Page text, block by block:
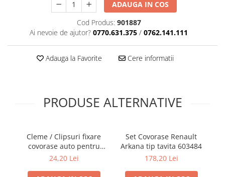
ADAUGA IN COS
Cod Produs: 901887
Ai nevoie de ajutor? 0770.631.375 / 0762.141.111
Adauga la Favorite Cere informatii
PRODUSE ALTERNATIVE
Cleme / Clipsuri fixare
covorase auto pentru
Renault / Nissan
24,20 Lei
Set Covorase Renault
Arkana tip tavita 603484
178,20 Lei